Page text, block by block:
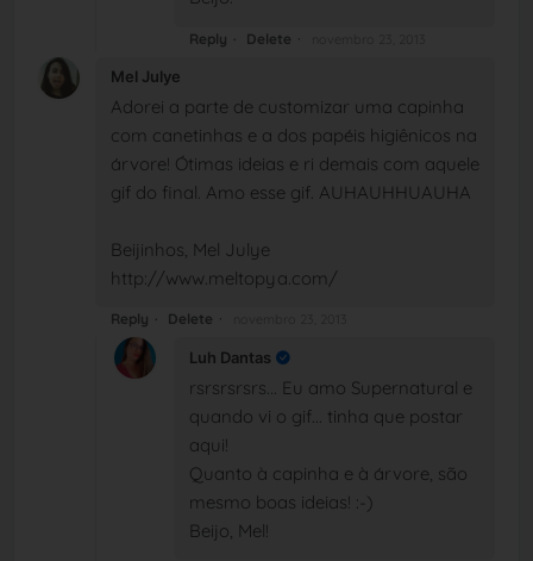
Reply Delete
Mel Julye
Adorei a parte de customizar uma capinha
com canetinhas e a dos papéis higiênicos na
árvore! Ótimas ideias e ri demais com aquele
gif do final. Amo esse gif. AUHAUHHUAUHA
Beijinhos, Mel Julye
http://www.meltopya.com/
Reply Delete
Luh Dantas
rsrsrsrsrs... Eu amo Supernatural e
quando vi o gif... tinha que postar
aqui!
Quanto à capinha e à árvore, são
mesmo boas ideias! :-)
Beijo, Mel!